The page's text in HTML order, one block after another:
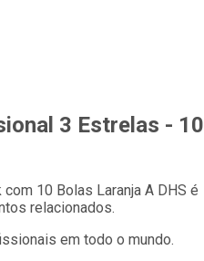
3 Estrelas - 10
10 Bolas Laranja A DHS é
relacionados.
em todo o mundo.